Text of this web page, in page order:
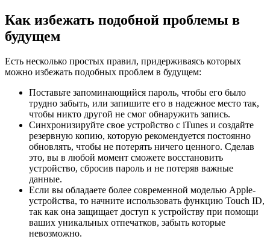
Как избежать подобной проблемы в
будущем
Есть несколько простых правил, придерживаясь которых
можно избежать подобных проблем в будущем:
Поставьте запоминающийся пароль, чтобы его было
трудно забыть, или запишите его в надежное место так,
чтобы никто другой не смог обнаружить запись.
Синхронизируйте свое устройство с iTunes и создайте
резервную копию, которую рекомендуется постоянно
обновлять, чтобы не потерять ничего ценного. Сделав
это, вы в любой момент сможете восстановить
устройство, сбросив пароль и не потеряв важные
данные.
Если вы обладаете более современной моделью Apple-
устройства, то начните использовать функцию Touch ID,
так как она защищает доступ к устройству при помощи
ваших уникальных отпечатков, забыть которые
невозможно.